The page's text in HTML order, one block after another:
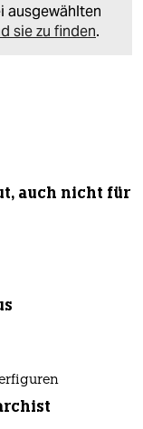
ausgewählten
sie zu finden.
auch nicht für